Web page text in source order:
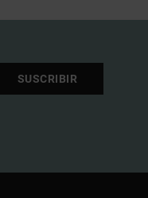
SUSCRIBIR